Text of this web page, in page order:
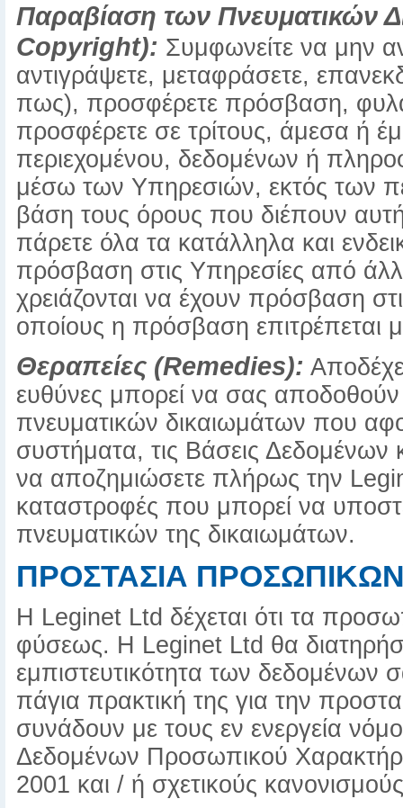
Παραβίαση των Πνευματικών
Copyright): Συμφωνείτε να μην
αντιγράψετε, μεταφράσετε,
πως), προσφέρετε πρόσβαση,
προσφέρετε σε τρίτους, άμεσα ή
περιεχομένου, δεδομένων ή
μέσω των Υπηρεσιών, εκτός των
βάση τους όρους που διέπουν
πάρετε όλα τα κατάλληλα και
πρόσβαση στις Υπηρεσίες από
χρειάζονται να έχουν πρόσβαση
οποίους η πρόσβαση
Θεραπείες (Remedies):
ευθύνες μπορεί να σας
πνευματικών δικαιωμάτων που
συστήματα, τις Βάσεις Δεδομένων
να αποζημιώσετε πλήρως την
καταστροφές που μπορεί να
πνευματικών της δικαιωμάτων.
ΠΡΟΣΤΑΣΙΑ
Η Leginet Ltd δέχεται ότι τα
φύσεως. Η Leginet Ltd θα
εμπιστευτικότητα των
πάγια πρακτική της για την
συνάδουν με τους εν ενεργεία
Δεδομένων Προσωπικού
2001 και / ή σχετικούς